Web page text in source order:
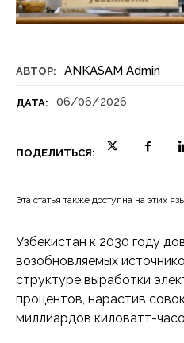
АВТОР: ANKASAM Admin
ДАТА: 06/06/2026
ПОДЕЛИТЬСЯ:
Эта статья также доступна на этих
Узбекистан к 2030 году
возобновляемых
структуре выработки
процентов, нарастив
миллиардов киловатт-